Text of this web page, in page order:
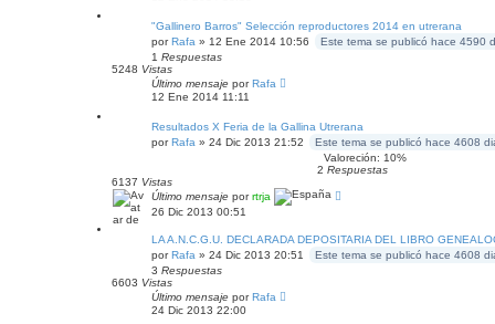
"Gallinero Barros" Selección reproductores 2014 en utrerana
porRafa » 12 Ene 2014 10:56
Este tema se publicó hace 4590
1 Respuestas
5248 Vistas
Último mensaje porRafa
12 Ene 2014 11:11
Resultados X Feria de la Gallina Utrerana
porRafa » 24 Dic 2013 21:52
Este tema se publicó hace 4608
Valoreción: 10%
2 Respuestas
6137 Vistas
Último mensaje porrtrja
26 Dic 2013 00:51
LA A.N.C.G.U. DECLARADA DEPOSITARIA DEL LIBRO
porRafa » 24 Dic 2013 20:51
Este tema se publicó hace 4608
3 Respuestas
6603 Vistas
Último mensaje porRafa
24 Dic 2013 22:00